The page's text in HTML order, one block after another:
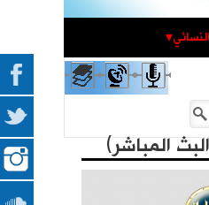
المباشر)
في الذكرى المئوية لهدم